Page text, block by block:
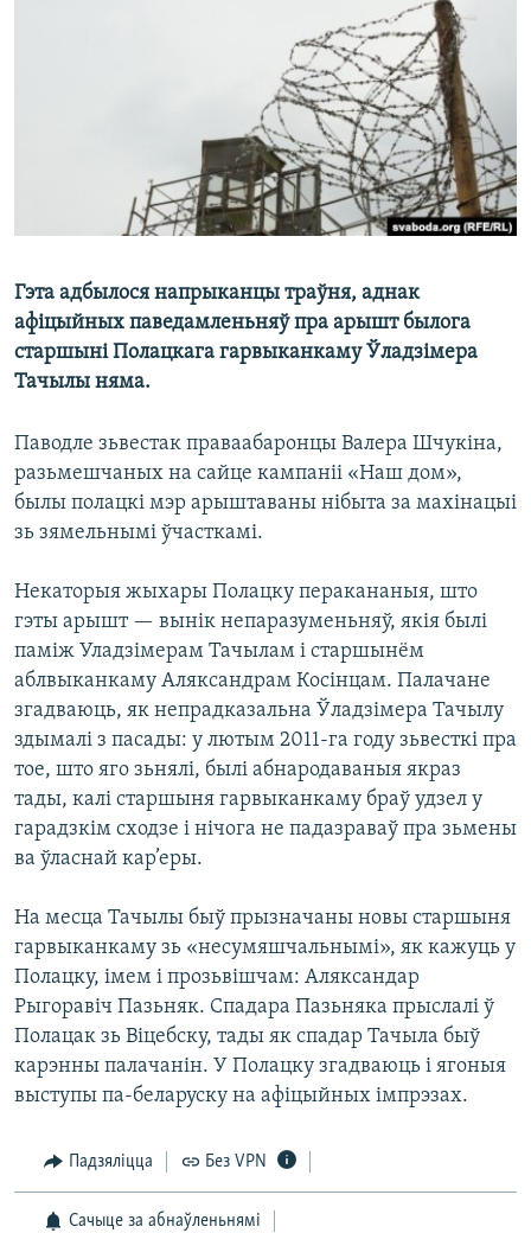
Гэта адбылося напрыканцы траўня, аднак
афіцыйных паведамленьняў пра арышт былога
старшыні Полацкага гарвыканкаму Ўладзімера
Тачылы няма.
Паводле зьвестак праваабаронцы Валера Шчукіна,
разьмешчаных на сайце кампаніі «Наш дом»,
былы полацкі мэр арыштаваны нібыта за махінацыі
зь зямельнымі ўчасткамі.
Некаторыя жыхары Полацку перакананыя, што
гэты арышт — вынік непаразуменьняў, якія былі
паміж Уладзімерам Тачылам і старшынём
аблвыканкаму Аляксандрам Косінцам. Палачане
згадваюць, як непрадказальна Ўладзімера Тачылу
здымалі з пасады: у лютым 2011-га году зьвесткі пра
тое, што яго зьнялі, былі абнародаваныя якраз
тады, калі старшыня гарвыканкаму браў удзел у
гарадзкім сходзе і нічога не падазраваў пра зьмены
ва ўласнай кар’еры.
На месца Тачылы быў прызначаны новы старшыня
гарвыканкаму зь «несумяшчальнымі», як кажуць у
Полацку, імем і прозьвішчам: Аляксандар
Рыгоравіч Пазьняк. Спадара Пазьняка прыслалі ў
Полацак зь Віцебску, тады як спадар Тачыла быў
карэнны палачанін. У Полацку згадваюць і ягоныя
выступы па-беларуску на афіцыйных імпрэзах.
Падзяліцца Без VPN
Сачыце за абнаўленьнямі